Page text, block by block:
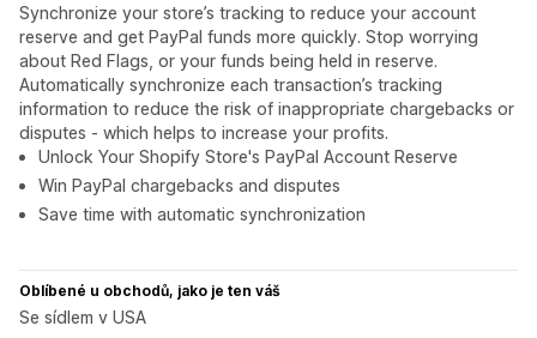
Synchronize your store’s tracking to reduce your account
reserve and get PayPal funds more quickly. Stop worrying
about Red Flags, or your funds being held in reserve.
Automatically synchronize each transaction’s tracking
information to reduce the risk of inappropriate chargebacks or
disputes - which helps to increase your profits.
Unlock Your Shopify Store's PayPal Account Reserve
Win PayPal chargebacks and disputes
Save time with automatic synchronization
Oblíbené u obchodů, jako je ten váš
Se sídlem v USA